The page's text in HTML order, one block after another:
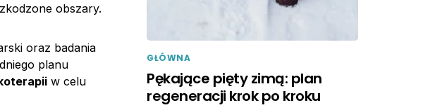
obszary.
oraz badania
planu
w celu
GŁÓWNA
Pękające pięty zimą: plan
regeneracji krok po kroku